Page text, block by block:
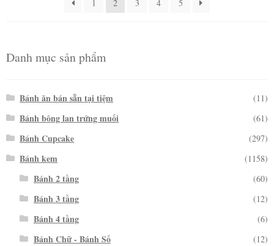
1 2 3 4 5
Danh mục sản phẩm
Bánh ăn bán sẵn tại tiệm (11)
Bánh bông lan trứng muối (61)
Bánh Cupcake (297)
Bánh kem (1158)
Bánh 2 tầng (60)
Bánh 3 tầng (12)
Bánh 4 tầng (6)
Bánh Chữ - Bánh Số (12)